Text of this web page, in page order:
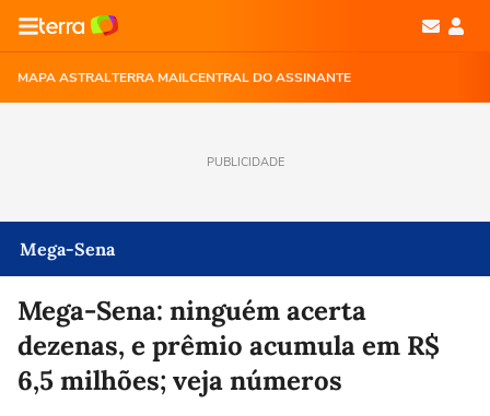
MAPA ASTRALTERRA MAILCENTRAL DO ASSINANTE
PUBLICIDADE
Mega-Sena
Mega-Sena: ninguém acerta
dezenas, e prêmio acumula em R$
6,5 milhões; veja números